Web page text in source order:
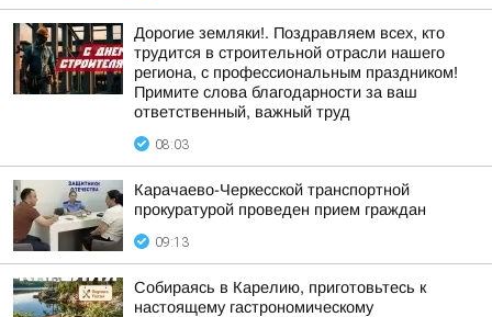
Дорогие земляки!. Поздравляем всех, кто
трудится в строительной отрасли нашего
региона, с профессиональным праздником!
Примите слова благодарности за ваш
ответственный, важный труд
08:03
Карачаево-Черкесской транспортной
прокуратурой проведен прием граждан
09:13
Собираясь в Карелию, приготовьтесь к
настоящему гастрономическому